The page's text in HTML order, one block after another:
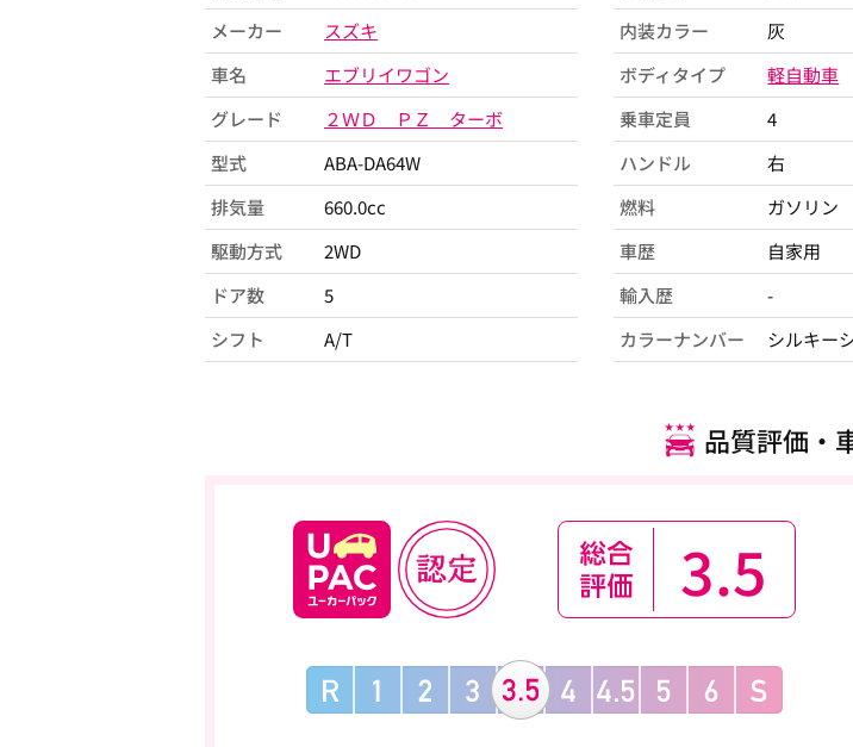
メーカー
スズキ
車名
エブリイワゴン
グレード
２ＷＤ ＰＺ ターボ
型式
ABA-DA64W
排気量
660.0cc
駆動方式
2WD
ドア数
5
シフト
A/T
内装カラー
灰
ボディタイプ
軽自動車
乗車定員
4
ハンドル
右
燃料
ガソリン
車歴
自家用
輸入歴
-
カラーナンバー
シルキー
品質評価・
3.5